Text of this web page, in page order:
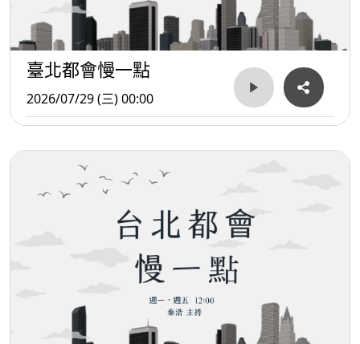
臺北都會慢一點
2026/07/29 (三) 00:00